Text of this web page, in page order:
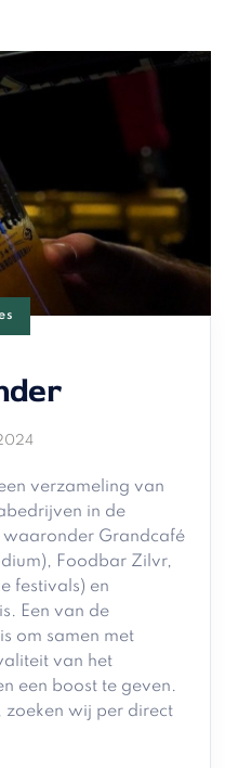
verzameling van
in de
waaronder Grandcafé
Foodbar Zilvr,
festivals) en
Een van de
om samen met
van het
een boost te geven.
zoeken wij per direct